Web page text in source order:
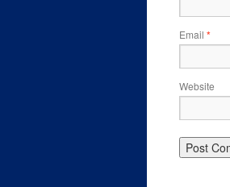
Email *
Website